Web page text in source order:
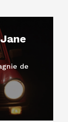
de